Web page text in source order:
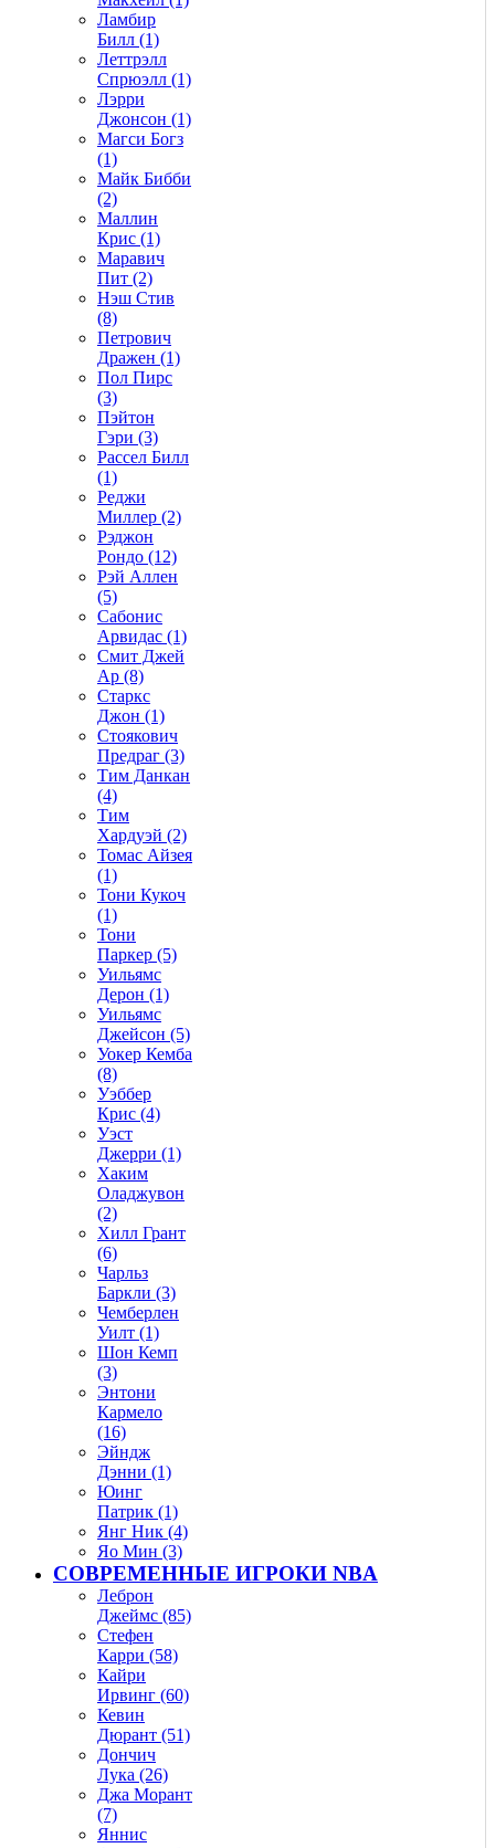
Ламбир
Билл (1)
Леттрэлл
Спрюэлл (1)
Лэрри
Джонсон (1)
Магси Богз
(1)
Майк Бибби
(2)
Маллин
Крис (1)
Маравич
Пит (2)
Нэш Стив
(8)
Петрович
Дражен (1)
Пол Пирс
(3)
Пэйтон
Гэри (3)
Рассел Билл
(1)
Реджи
Миллер (2)
Рэджон
Рондо (12)
Рэй Аллен
(5)
Сабонис
Арвидас (1)
Смит Джей
Ар (8)
Старкс
Джон (1)
Стоякович
Предраг (3)
Тим Данкан
(4)
Тим
Хардуэй (2)
Томас Айзея
(1)
Тони Кукоч
(1)
Тони
Паркер (5)
Уильямс
Дерон (1)
Уильямс
Джейсон (5)
Уокер Кемба
(8)
Уэббер
Крис (4)
Уэст
Джерри (1)
Хаким
Оладжувон
(2)
Хилл Грант
(6)
Чарльз
Баркли (3)
Чемберлен
Уилт (1)
Шон Кемп
(3)
Энтони
Кармело
(16)
Эйндж
Дэнни (1)
Юинг
Патрик (1)
Янг Ник (4)
Яо Мин (3)
СОВРЕМЕННЫЕ ИГРОКИ NBA
Леброн
Джеймс (85)
Стефен
Карри (58)
Кайри
Ирвинг (60)
Кевин
Дюрант (51)
Дончич
Лука (26)
Джа Морант
(7)
Яннис